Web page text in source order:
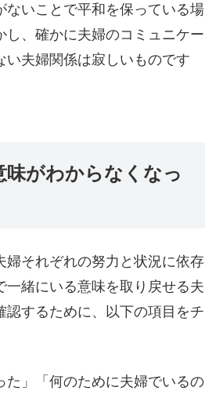
ないことで平和を保っている場
、確かに夫婦のコミュニケー
い夫婦関係は寂しいものです
がわからなくなっ
婦それぞれの努力と状況に依存
一緒にいる意味を取り戻せる夫
するために、以下の項目をチ
た」「何のために夫婦でいるの